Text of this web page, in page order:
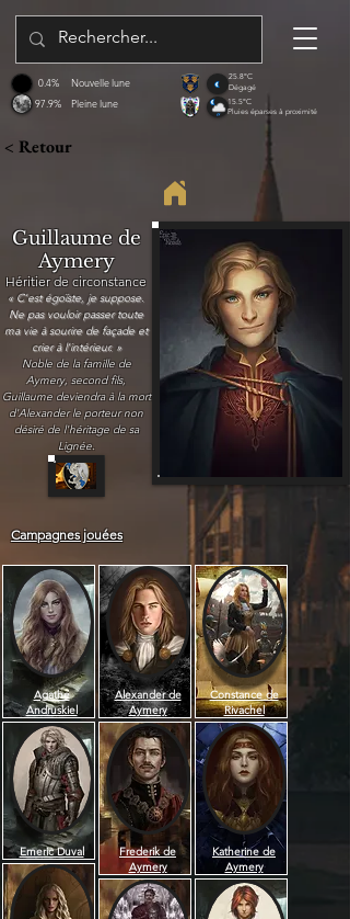
97.9%
0.4%
Pleine lune
Nouvelle lune
25.8°C
Dégagé
15.5°C
Pluies éparses à proximité
< Retour
Guillaume de
Aymery
Héritier de circonstance
« C'est égoïste, je suppose.
Ne pas vouloir passer toute
ma vie à sourire de façade et
crier à l'intérieur. »
Noble de la famille de
Aymery, second fils,
Guillaume deviendra à la mort
d'Alexander le porteur non
désiré de l'héritage de sa
Lignée.
Campagnes jouées
Agathe
Andruskiel
Emeric Duval
Alexander de
Aymery
Frederik de
Aymery
Constance de
Rivachel
Katherine de
Aymery